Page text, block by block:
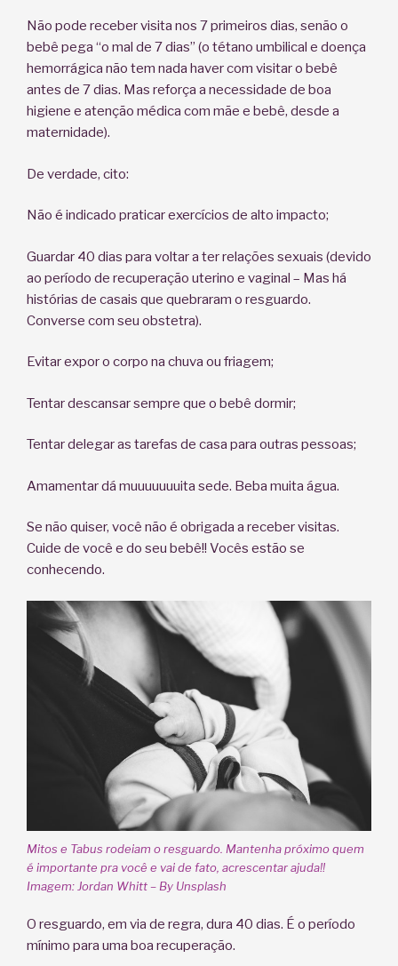
Não pode receber visita nos 7 primeiros dias, senão o
bebê pega “o mal de 7 dias” (o tétano umbilical e doença
hemorrágica não tem nada haver com visitar o bebê
antes de 7 dias. Mas reforça a necessidade de boa
higiene e atenção médica com mãe e bebê, desde a
maternidade).
De verdade, cito:
Não é indicado praticar exercícios de alto impacto;
Guardar 40 dias para voltar a ter relações sexuais (devido
ao período de recuperação uterino e vaginal – Mas há
histórias de casais que quebraram o resguardo.
Converse com seu obstetra).
Evitar expor o corpo na chuva ou friagem;
Tentar descansar sempre que o bebê dormir;
Tentar delegar as tarefas de casa para outras pessoas;
Amamentar dá muuuuuuuita sede. Beba muita água.
Se não quiser, você não é obrigada a receber visitas.
Cuide de você e do seu bebê!! Vocês estão se
conhecendo.
Mitos e Tabus rodeiam o resguardo. Mantenha próximo quem
é importante pra você e vai de fato, acrescentar ajuda!!
Imagem: Jordan Whitt – By Unsplash
O resguardo, em via de regra, dura 40 dias. É o período
mínimo para uma boa recuperação.